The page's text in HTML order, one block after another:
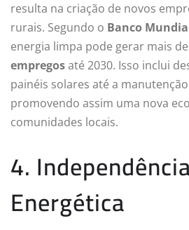
resulta na criação de novos
rurais. Segundo o Banco
energia limpa pode gerar mais de
empregosaté 2030. Isso inclui
painéis solares até a
promovendo assim uma nova
comunidades locais.
4.
Energética